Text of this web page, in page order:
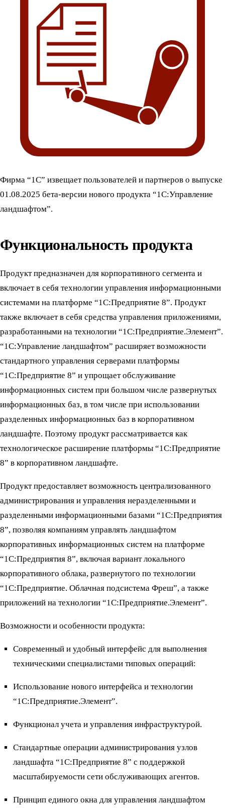
Фирма “1С” извещает пользователей и партнеров о выпуске
01.08.2025 бета-версии нового продукта “1С:Управление
ландшафтом”.
Функциональность продукта
Продукт предназначен для корпоративного сегмента и
включает в себя технологии управления информационными
системами на платформе “1С:Предприятие 8”. Продукт
также включает в себя средства управления приложениями,
разработанными на технологии “1С:Предприятие.Элемент”.
“1С:Управление ландшафтом” расширяет возможности
стандартного управления серверами платформы
“1С:Предприятие 8” и упрощает обслуживание
информационных систем при большом числе развернутых
информационных баз, в том числе при использовании
разделенных информационных баз в корпоративном
ландшафте. Поэтому продукт рассматривается как
технологическое расширение платформы “1С:Предприятие
8” в корпоративном ландшафте.
Продукт предоставляет возможность централизованного
администрирования и управления неразделенными и
разделенными информационными базами “1С:Предприятия
8”, позволяя компаниям управлять ландшафтом
корпоративных информационных систем на платформе
“1С:Предприятия 8”, включая вариант локального
корпоративного облака, развернутого по технологии
“1С:Предприятие. Облачная подсистема Фреш”, а также
приложений на технологии “1С:Предприятие.Элемент”.
Возможности и особенности продукта:
Современный и удобный интерфейс для выполнения
техническими специалистами типовых операций:
Использование нового интерфейса и технологии
“1С:Предприятие.Элемент”.
Функционал учета и управления инфраструктурой.
Стандартные операции администрирования узлов
ландшафта “1С:Предприятие 8” с поддержкой
масштабируемости сети обслуживающих агентов.
Принцип единого окна для управления ландшафтом